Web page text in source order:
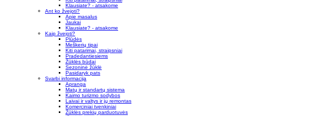
Klausiate? - atsakome
Ant ko žvejoti?
Apie masalus
Jaukai
Klausiate? - atsakome
Kaip žvejoti?
Plūdės
Meškerių tipai
Kiti patarimai, straipsniai
Pradedantiesiems
Žūklės būdai
Sezoninė žūklė
Pasidaryk pats
Svarbi informacija
Apranga
Matų ir standartų sistema
Kaimo turizmo sodybos
Laivai ir valtys ir jų remontas
Komerciniai tvenkiniai
Žūklės prekių parduotuvės